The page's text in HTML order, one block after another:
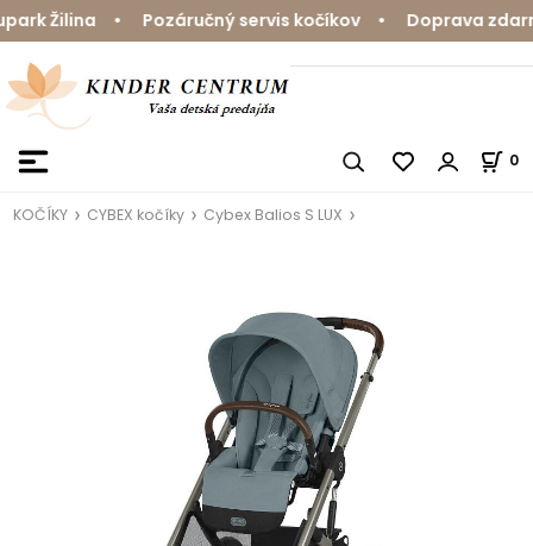
Žilina • Pozáručný servis kočíkov • Doprava
0
KOČÍKY CYBEX kočíky Cybex Balios S LUX